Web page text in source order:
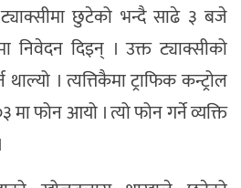
छुटेको भन्दै साढे ३ बजे
निवेदन दिइन् । उक्त ट्याक्सीको
। त्यत्तिकैमा ट्राफिक कन्ट्रोल
फोन आयो । त्यो फोन गर्ने व्यक्ति